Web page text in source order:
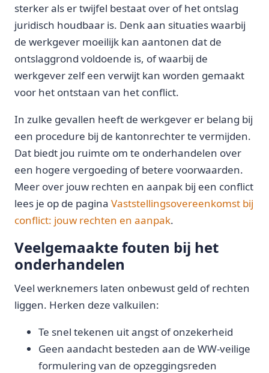
sterker als er twijfel bestaat over of het ontslag
juridisch houdbaar is. Denk aan situaties waarbij
de werkgever moeilijk kan aantonen dat de
ontslaggrond voldoende is, of waarbij de
werkgever zelf een verwijt kan worden gemaakt
voor het ontstaan van het conflict.
In zulke gevallen heeft de werkgever er belang bij
een procedure bij de kantonrechter te vermijden.
Dat biedt jou ruimte om te onderhandelen over
een hogere vergoeding of betere voorwaarden.
Meer over jouw rechten en aanpak bij een conflict
lees je op de pagina Vaststellingsovereenkomst bij
conflict: jouw rechten en aanpak.
Veelgemaakte fouten bij het
onderhandelen
Veel werknemers laten onbewust geld of rechten
liggen. Herken deze valkuilen:
Te snel tekenen uit angst of onzekerheid
Geen aandacht besteden aan de WW-veilige
formulering van de opzeggingsreden